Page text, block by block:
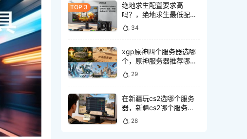
绝地求生配置要求高
吗？，绝地求生最低配置
要求是多少？
34
xgp原神四个服务器选哪
个，原神服务器推荐哪个
好
29
在新疆玩cs2选哪个服务
器，新疆cs2哪个服务器
延迟低
28